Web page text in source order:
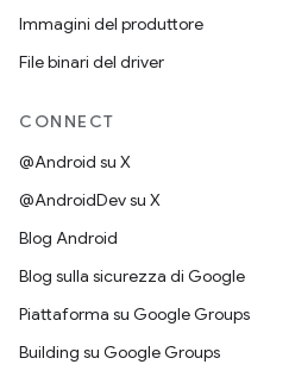
Immagini del produttore
File binari del driver
CONNECT
@Android su X
@AndroidDev su X
Blog Android
Blog sulla sicurezza di Google
Piattaforma su Google Groups
Building su Google Groups